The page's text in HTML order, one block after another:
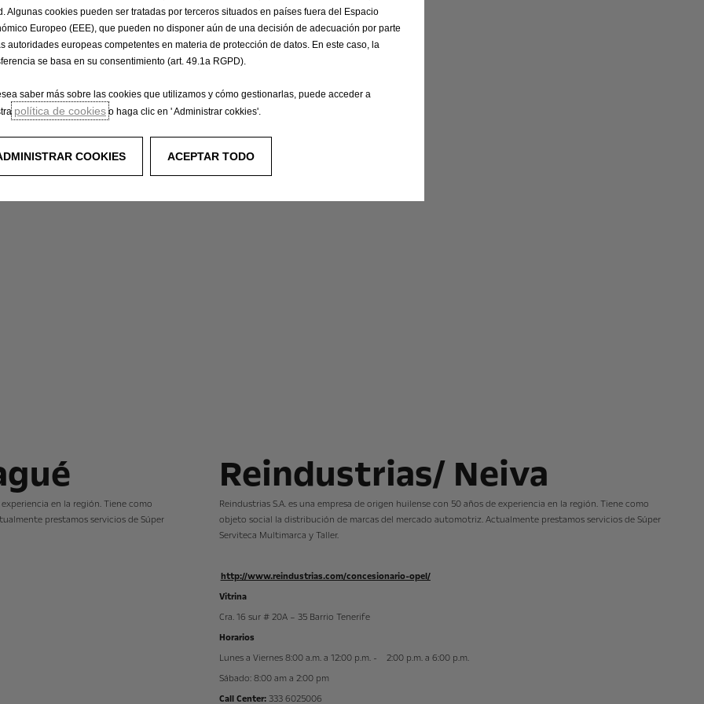
en la región. Tiene como
prestamos servicios de Súper
Reindustrias/ Neiva
Reindustrias S.A. es una empresa de origen huilense con 50 años de experiencia en la región. Tiene como
objeto social la distribución de marcas del mercado automotriz. Actualmente prestamos servicios de Súper
Serviteca Multimarca y Taller.
http://www.reindustrias.com/concesionario-opel/
Vitrina
Cra. 16 sur # 20A – 35 Barrio Tenerife
Horarios
Lunes a Viernes 8:00 a.m. a 12:00 p.m. - 2:00 p.m. a 6:00 p.m.
Sábado: 8:00 am a 2:00 pm
Call Center:333 6025006
Algunas cookies pueden ser tratadas por terceros situados en países fuera del Espacio
Europeo (EEE), que pueden no disponer aún de una decisión de adecuación por parte
autoridades europeas competentes en materia de protección de datos. En este caso, la
se basa en su consentimiento (art. 49.1a RGPD).
saber más sobre las cookies que utilizamos y cómo gestionarlas, puede acceder a
política de cookies o haga clic en ' Administrar cokkies'.
ADMINISTRAR COOKIES ACEPTAR TODO